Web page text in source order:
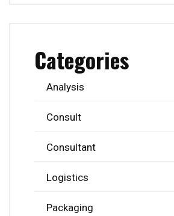
Categories
Analysis
Consult
Consultant
Logistics
Packaging